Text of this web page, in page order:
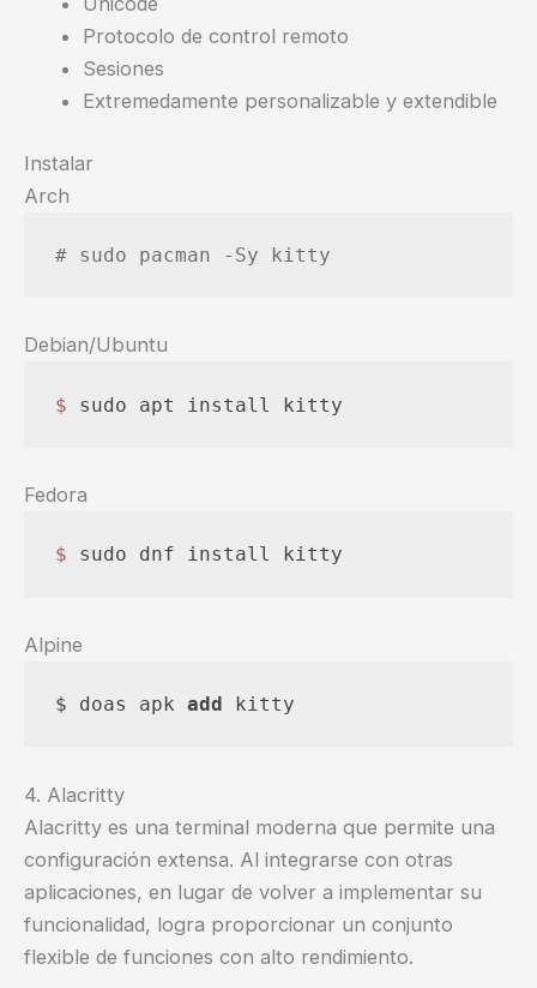
Protocolo de control remoto
Sesiones
Extremedamente personalizable y extendible
Instalar
Arch
# sudo pacman -Sy kitty
Debian/Ubuntu
$ sudo apt install kitty
Fedora
$ sudo dnf install kitty
Alpine
$ doas apk add kitty
4. Alacritty
Alacritty es una terminal moderna que permite una
configuración extensa. Al integrarse con otras
aplicaciones, en lugar de volver a implementar su
funcionalidad, logra proporcionar un conjunto
flexible de funciones con alto rendimiento.